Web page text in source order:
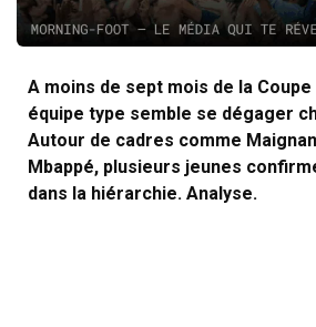
A moins de sept mois de la Coupe
équipe type semble se dégager
Autour de cadres comme
Mbappé, plusieurs jeunes
dans la hiérarchie. Analyse.